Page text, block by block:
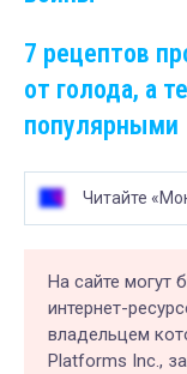
7 рецептов
от голода, а
популярными
Читайте
На сайте могут
интернет-
владельцем
Platforms Inc.,